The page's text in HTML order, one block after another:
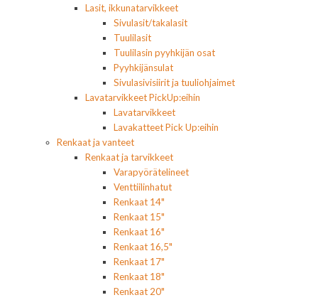
Lasit, ikkunatarvikkeet
Sivulasit/takalasit
Tuulilasit
Tuulilasin pyyhkijän osat
Pyyhkijänsulat
Sivulasivisiirit ja tuuliohjaimet
Lavatarvikkeet PickUp:eihin
Lavatarvikkeet
Lavakatteet Pick Up:eihin
Renkaat ja vanteet
Renkaat ja tarvikkeet
Varapyörätelineet
Venttiilinhatut
Renkaat 14"
Renkaat 15"
Renkaat 16"
Renkaat 16,5"
Renkaat 17"
Renkaat 18"
Renkaat 20"